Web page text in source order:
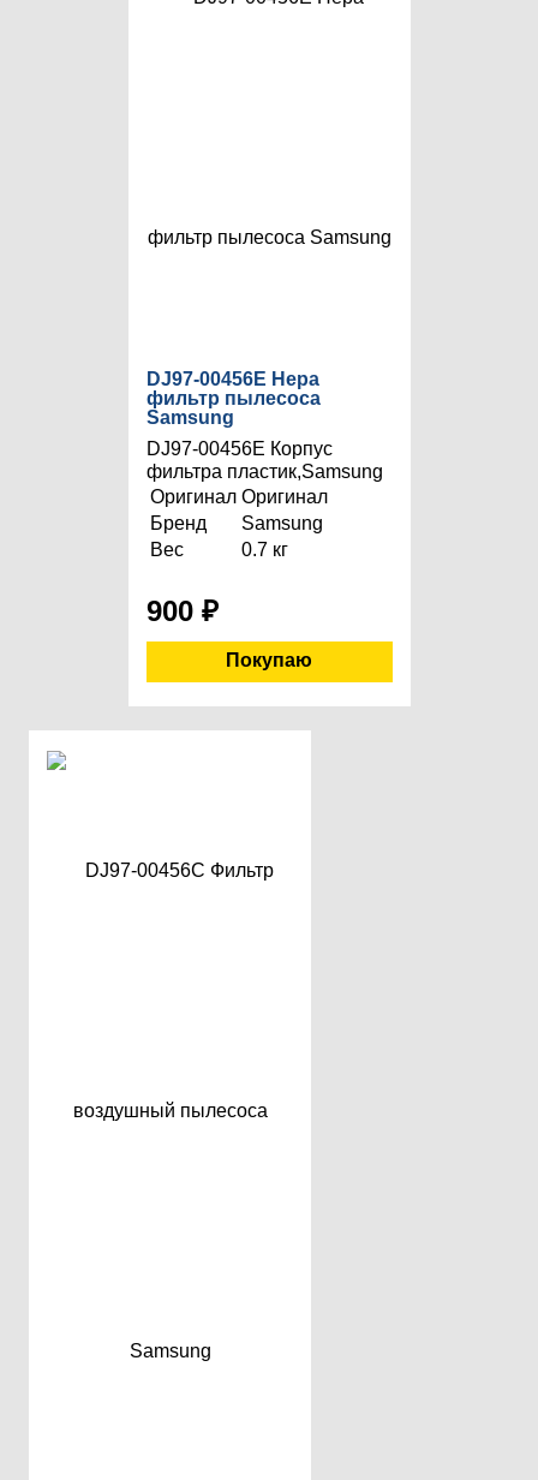
DJ97-00456E Hepa
фильтр пылесоса
Samsung
DJ97-00456E Корпус
фильтра пластик,Samsung
Оригинал Оригинал
Бренд
Samsung
Вес
0.7 кг
900 ₽